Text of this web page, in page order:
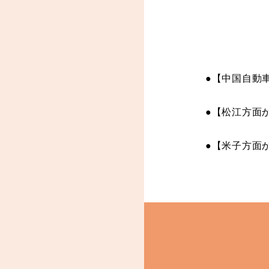
●【中国自動
●【松江方面
●【米子方面